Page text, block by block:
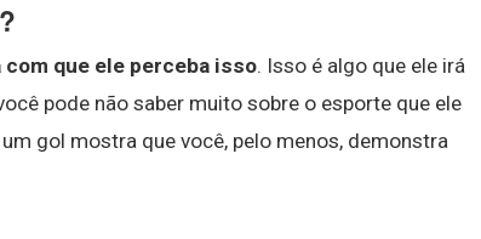
que ele perceba isso. Isso é algo que ele irá
pode não saber muito sobre o esporte que ele
gol mostra que você, pelo menos, demonstra